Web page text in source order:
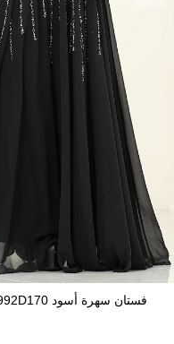
فستان سهرة أسود 4992D170